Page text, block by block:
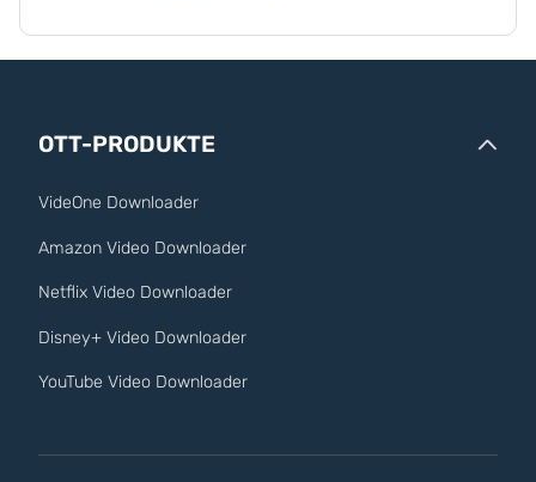
OTT-PRODUKTE
VideOne Downloader
Amazon Video Downloader
Netflix Video Downloader
Disney+ Video Downloader
YouTube Video Downloader